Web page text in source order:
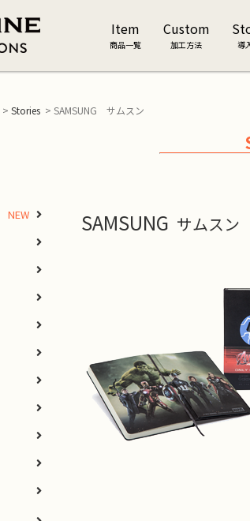
Item
商品一覧
カイエ ラージ
カイエ ポケット
モレスキン
Custom
加工方法 導
> Stories > SAMSUNG サムスン
SAMSUNG サムスン